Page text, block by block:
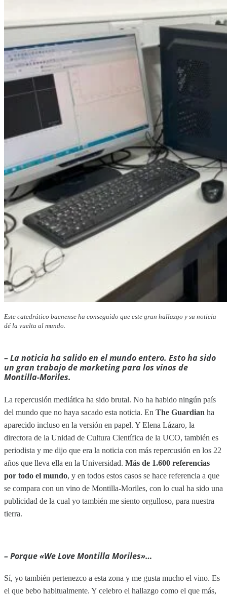
Este catedrático baenense ha conseguido que este gran hallazgo y su noticia
dé la vuelta al mundo.
– La noticia ha salido en el mundo entero. Esto ha sido
un gran trabajo de marketing para los vinos de
Montilla-Moriles.
La repercusión mediática ha sido brutal. No ha habido ningún país
del mundo que no haya sacado esta noticia. En The Guardian ha
aparecido incluso en la versión en papel. Y Elena Lázaro, la
directora de la Unidad de Cultura Científica de la UCO, también es
periodista y me dijo que era la noticia con más repercusión en los 22
años que lleva ella en la Universidad. Más de 1.600 referencias
por todo el mundo, y en todos estos casos se hace referencia a que
se compara con un vino de Montilla-Moriles, con lo cual ha sido una
publicidad de la cual yo también me siento orgulloso, para nuestra
tierra.
– Porque «We Love Montilla Moriles»…
Sí, yo también pertenezco a esta zona y me gusta mucho el vino. Es
el que bebo habitualmente. Y celebro el hallazgo como el que más,